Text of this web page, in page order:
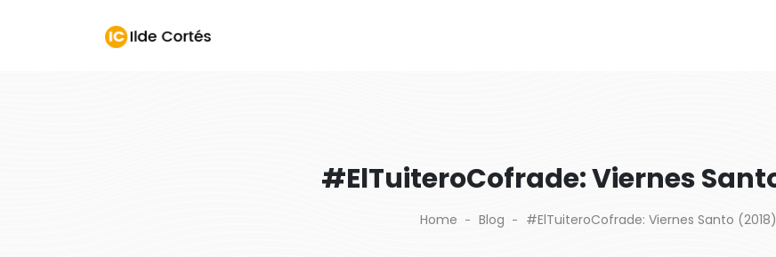
#ElTuiteroCofrade: Viernes
Home Blog #ElTuiteroCofrade: Viernes Santo (2018)